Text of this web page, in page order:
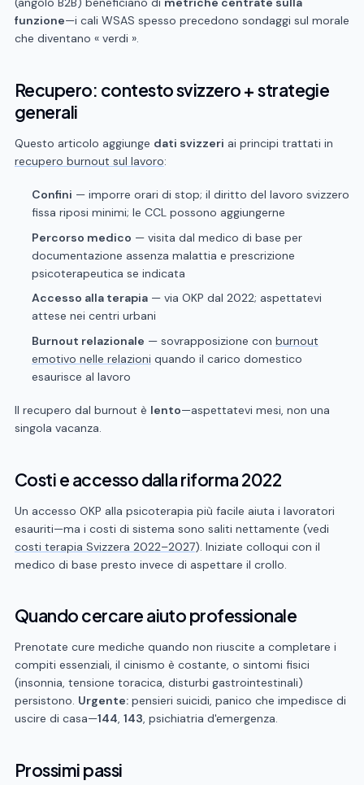
funzione—i cali WSAS spesso precedono sondaggi sul morale
che diventano « verdi ».
Recupero: contesto svizzero + strategie
generali
Questo articolo aggiunge dati svizzeri ai principi trattati in
recupero burnout sul lavoro:
Confini — imporre orari di stop; il diritto del lavoro svizzero
fissa riposi minimi; le CCL possono aggiungerne
Percorso medico — visita dal medico di base per
documentazione assenza malattia e prescrizione
psicoterapeutica se indicata
Accesso alla terapia— via OKP dal 2022; aspettatevi
attese nei centri urbani
Burnout relazionale — sovrapposizione con burnout
emotivo nelle relazioni quando il carico domestico
esaurisce al lavoro
Il recupero dal burnout è lento—aspettatevi mesi, non una
singola vacanza.
Costi e accesso dalla riforma 2022
Un accesso OKP alla psicoterapia più facile aiuta i lavoratori
esauriti—ma i costi di sistema sono saliti nettamente (vedi
costi terapia Svizzera 2022–2027). Iniziate colloqui con il
medico di base presto invece di aspettare il crollo.
Quando cercare aiuto professionale
Prenotate cure mediche quando non riuscite a completare i
compiti essenziali, il cinismo è costante, o sintomi fisici
(insonnia, tensione toracica, disturbi gastrointestinali)
persistono. Urgente:pensieri suicidi, panico che impedisce di
uscire di casa—144, 143, psichiatria d'emergenza.
Prossimi passi